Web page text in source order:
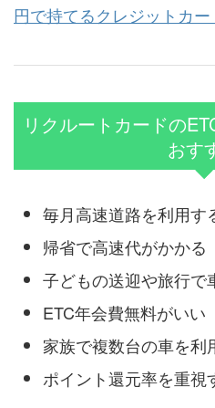
円で持てるクレジットカ
リクルートカードの
おす
毎月高速道路を利用す
帰省で高速代がかかる
子どもの送迎や旅行で
ETC年会費無料がいい
家族で複数台の車を利
ポイント還元率を重視